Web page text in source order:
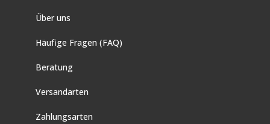
Über uns
Häufige Fragen (FAQ)
Beratung
Versandarten
Zahlungsarten